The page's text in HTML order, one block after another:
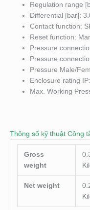
Regulation range
Differential [bar]:
Contact function:
Reset function:
Pressure
Pressure
Pressure Male/
Enclosure rating
Max. Working
Thông số kỹ thuật Công
Gross
weight
Net weight